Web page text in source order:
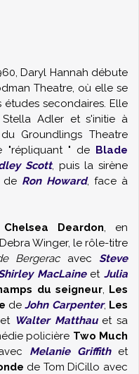
Daryl Hannah débute
Theatre, où elle se
secondaires. Elle
Adler et s'initie à
Groundlings Theatre
"répliquant " de Blade
Scott, puis la sirène
de Ron Howard, face à
Deardon, en
Winger, le rôle-titre
BergeracavecSteve
MacLaineet Julia
du seigneur, Les
deJohn Carpenter, Les
Walter Matthauet sa
policière Two Much
Melanie Griffithet
de Tom DiCillo avec